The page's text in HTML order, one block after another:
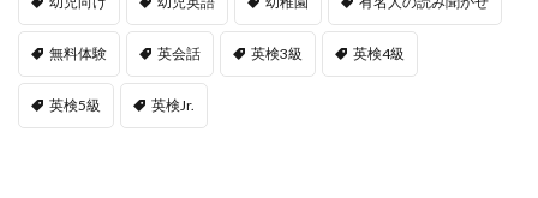
無料体験 英会話 英検3級 英検4級
英検5級 英検Jr.